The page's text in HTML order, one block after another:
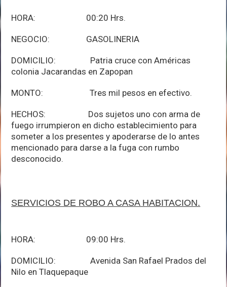
HORA: 00:20 Hrs.
NEGOCIO: GASOLINERIA
DOMICILIO: Patria cruce con Américas
colonia Jacarandas en Zapopan
MONTO: Tres mil pesos en efectivo.
HECHOS: Dos sujetos uno con arma de
fuego irrumpieron en dicho establecimiento para
someter a los presentes y apoderarse de lo antes
mencionado para darse a la fuga con rumbo
desconocido.
SERVICIOS DE ROBO A CASA HABITACION.
HORA: 09:00 Hrs.
DOMICILIO: Avenida San Rafael Prados del
Nilo en Tlaquepaque